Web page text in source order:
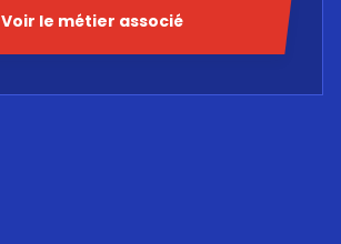
Voir le métier associé